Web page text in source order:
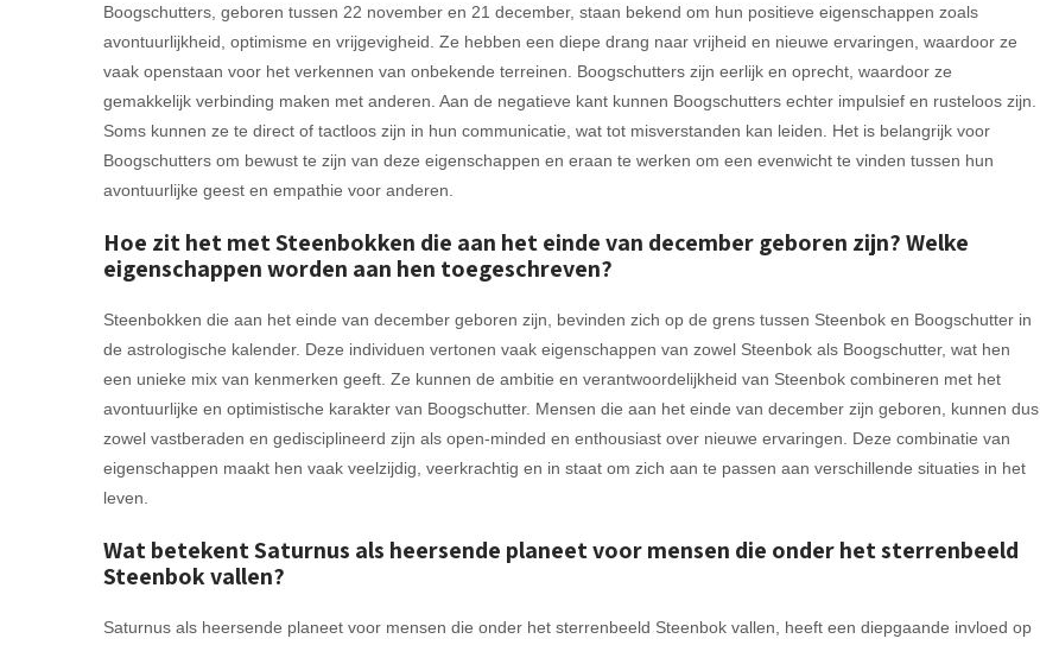
Boogschutters, geboren tussen 22 november en 21 december, staan bekend om hun positieve eigenschappen zoals
avontuurlijkheid, optimisme en vrijgevigheid. Ze hebben een diepe drang naar vrijheid en nieuwe ervaringen, waardoor ze
vaak openstaan voor het verkennen van onbekende terreinen. Boogschutters zijn eerlijk en oprecht, waardoor ze
gemakkelijk verbinding maken met anderen. Aan de negatieve kant kunnen Boogschutters echter impulsief en rusteloos zijn.
Soms kunnen ze te direct of tactloos zijn in hun communicatie, wat tot misverstanden kan leiden. Het is belangrijk voor
Boogschutters om bewust te zijn van deze eigenschappen en eraan te werken om een evenwicht te vinden tussen hun
avontuurlijke geest en empathie voor anderen.
Hoe zit het met Steenbokken die aan het einde van december geboren zijn? Welke
eigenschappen worden aan hen toegeschreven?
Steenbokken die aan het einde van december geboren zijn, bevinden zich op de grens tussen Steenbok en Boogschutter in
de astrologische kalender. Deze individuen vertonen vaak eigenschappen van zowel Steenbok als Boogschutter, wat hen
een unieke mix van kenmerken geeft. Ze kunnen de ambitie en verantwoordelijkheid van Steenbok combineren met het
avontuurlijke en optimistische karakter van Boogschutter. Mensen die aan het einde van december zijn geboren, kunnen dus
zowel vastberaden en gedisciplineerd zijn als open-minded en enthousiast over nieuwe ervaringen. Deze combinatie van
eigenschappen maakt hen vaak veelzijdig, veerkrachtig en in staat om zich aan te passen aan verschillende situaties in het
leven.
Wat betekent Saturnus als heersende planeet voor mensen die onder het sterrenbeeld
Steenbok vallen?
Saturnus als heersende planeet voor mensen die onder het sterrenbeeld Steenbok vallen, heeft een diepgaande invloed op